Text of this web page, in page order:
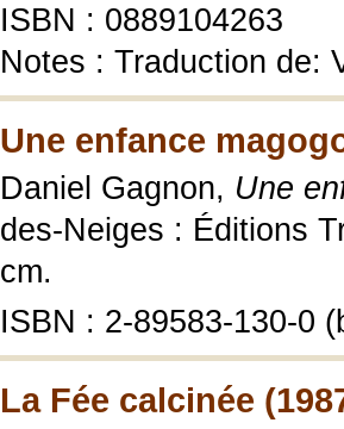
ISBN : 0889104263
Notes : Traduction de:
Une enfance
Daniel Gagnon, Une
des-Neiges : Éditions
cm.
ISBN : 2-89583-130-0
La Fée calcinée